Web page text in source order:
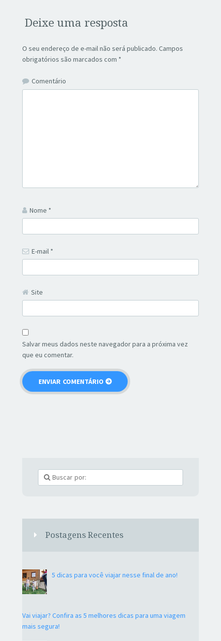
Deixe uma resposta
O seu endereço de e-mail não será publicado. Campos
obrigatórios são marcados com *
Comentário
Nome *
E-mail *
Site
Salvar meus dados neste navegador para a próxima vez
que eu comentar.
Postagens Recentes
5 dicas para você viajar nesse final de ano!
Vai viajar? Confira as 5 melhores dicas para uma viagem
mais segura!